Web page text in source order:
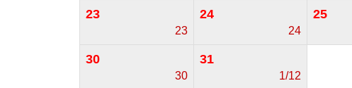
23
23
24
24
25
30
30
31
1/12